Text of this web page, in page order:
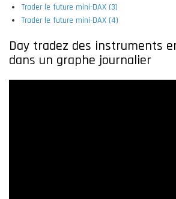
Trader le future mini-DAX (3)
Trader le future mini-DAX (4)
Day tradez des instruments
dans un graphe journalier